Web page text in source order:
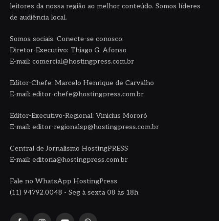
leitores da nossa região ao melhor conteúdo. Somos líderes
de audiência local.
Somos sociais. Conecte-se conosco:
Diretor-Executivo: Thiago G. Afonso
E-mail: comercial@hostingpress.com.br
Editor-Chefe: Marcelo Henrique de Carvalho
E-mail: editor-chefe@hostingpress.com.br
Editor-Executivo-Regional: Vinicius Mororó
E-mail: editor-regionalsp@hostingpress.com.br
Central de Jornalismo HostingPRESS
E-mail: editoria@hostingpress.com.br
Fale no WhatsApp HostingPress
(11) 94792.0048 - Seg à sexta 08 às 18h